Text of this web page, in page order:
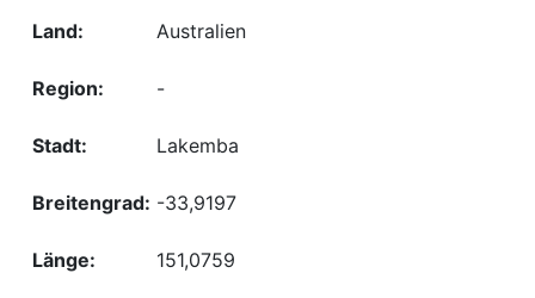
Australien
-
Lakemba
-33,9197
151,0759